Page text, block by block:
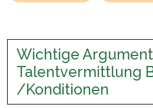
Wichtige
Talentvermittlung
/Konditionen